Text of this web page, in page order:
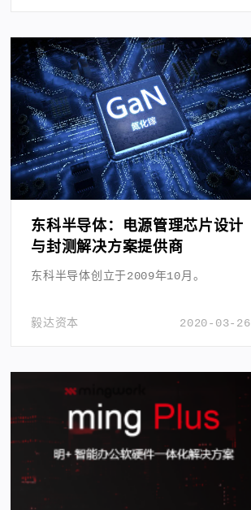
东科半导体：电源管理芯片设计
与封测解决方案提供商
东科半导体创立于2009年10月。
2020-03-26
毅达资本